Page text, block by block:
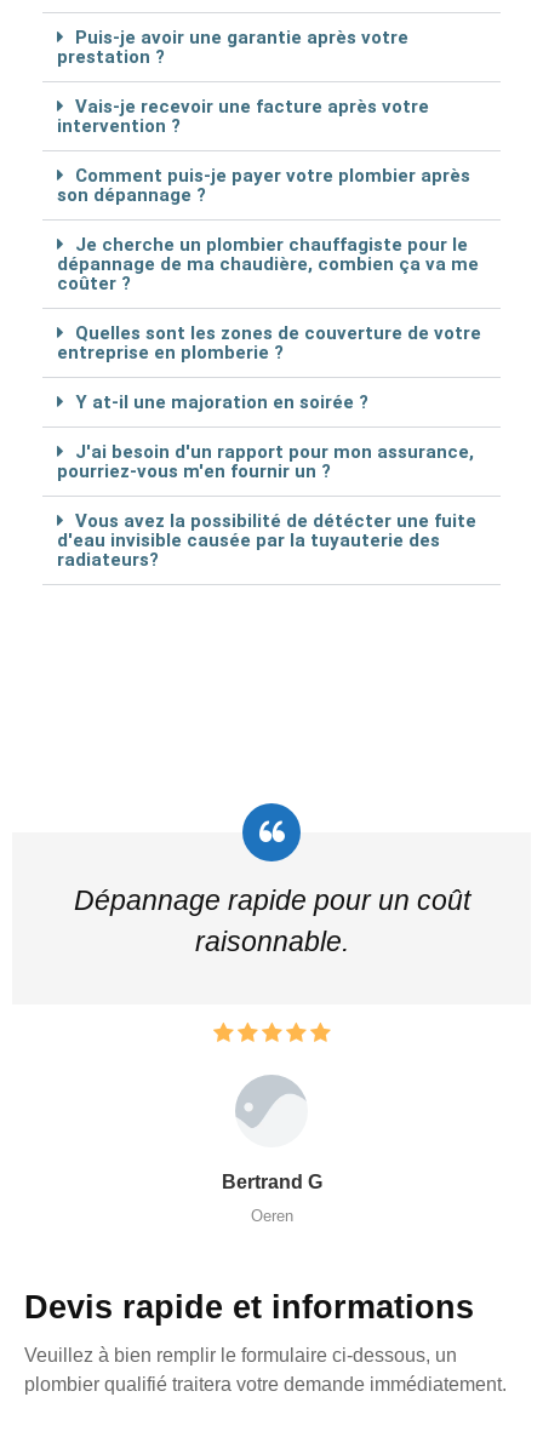
Puis-je avoir une garantie après votre
prestation ?
Vais-je recevoir une facture après votre
intervention ?
Comment puis-je payer votre plombier après
son dépannage ?
Je cherche un plombier chauffagiste pour le
dépannage de ma chaudière, combien ça va me
coûter ?
Quelles sont les zones de couverture de votre
entreprise en plomberie ?
Y at-il une majoration en soirée ?
J'ai besoin d'un rapport pour mon assurance,
pourriez-vous m'en fournir un ?
Vous avez la possibilité de détécter une fuite
d'eau invisible causée par la tuyauterie des
radiateurs?
Dépannage rapide pour un coût
raisonnable.
Bertrand G
Oeren
Devis rapide et informations
Veuillez à bien remplir le formulaire ci-dessous, un
plombier qualifié traitera votre demande immédiatement.